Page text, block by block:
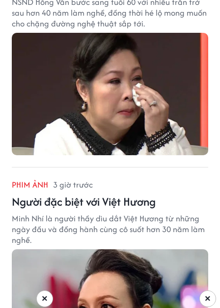
sau hơn 40 năm làm nghề, đồng thời hé lộ mong muốn
cho chặng đường nghệ thuật sắp tới.
PHIM ẢNH 3 giờ trước
Người đặc biệt với Việt Hương
Minh Nhí là người thầy dìu dắt Việt Hương từ những
ngày đầu và đồng hành cùng cô suốt hơn 30 năm làm
nghề.
×
×